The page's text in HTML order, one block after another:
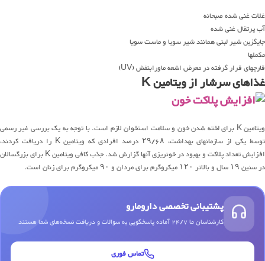
غلات غنی شده صبحانه
آب پرتقال غنی شده
جایگزین شیر لبنی همانند شیر سویا و ماست سویا
مکملها
قارچهای قرار گرفته در معرض اشعه ماورابنفش (UV)
غذاهای سرشار از ویتامین K
ویتامین K برای لخته شدن خون و سلامت استخوان لازم است. با توجه به یک بررسی غیر رسمی
توسط یکی از سازمانهای بهداشت، ۲۹/۶۸ درصد افرادی که ویتامین K را دریافت کردند،
افزایش تعداد پلاکت و بهبود در خونریزی آنها گزارش شد. جذب کافی ویتامین K برای بزرگسالان
در سنین ۱۹ سال و بالاتر ۱۲۰ میکروگرم برای مردان و ۹۰ میکروگرم برای زنان است.
پشتیبانی تخصصی دارومارو
کارشناسان ما 24/7 آماده پاسخگویی به سوالات و دریافت نسخه‌های شما هستند
تماس فوری